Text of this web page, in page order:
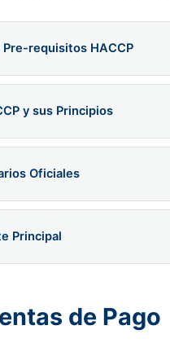
requisitos HACCP
sanitaria de las
Buenas Prácticas de
de Higiene y
y sus Principios
del Sistema.
Exitosa del
HACCP institucional.
Oficiales
Principal
de la Educación.
en Callao,
de Pago